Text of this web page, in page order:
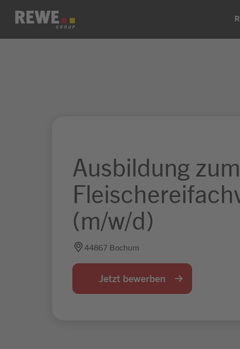
Zum Inhalt springen
Ausbildung zum
(m/w/d)
44867 Bochum
Jetzt bewerben